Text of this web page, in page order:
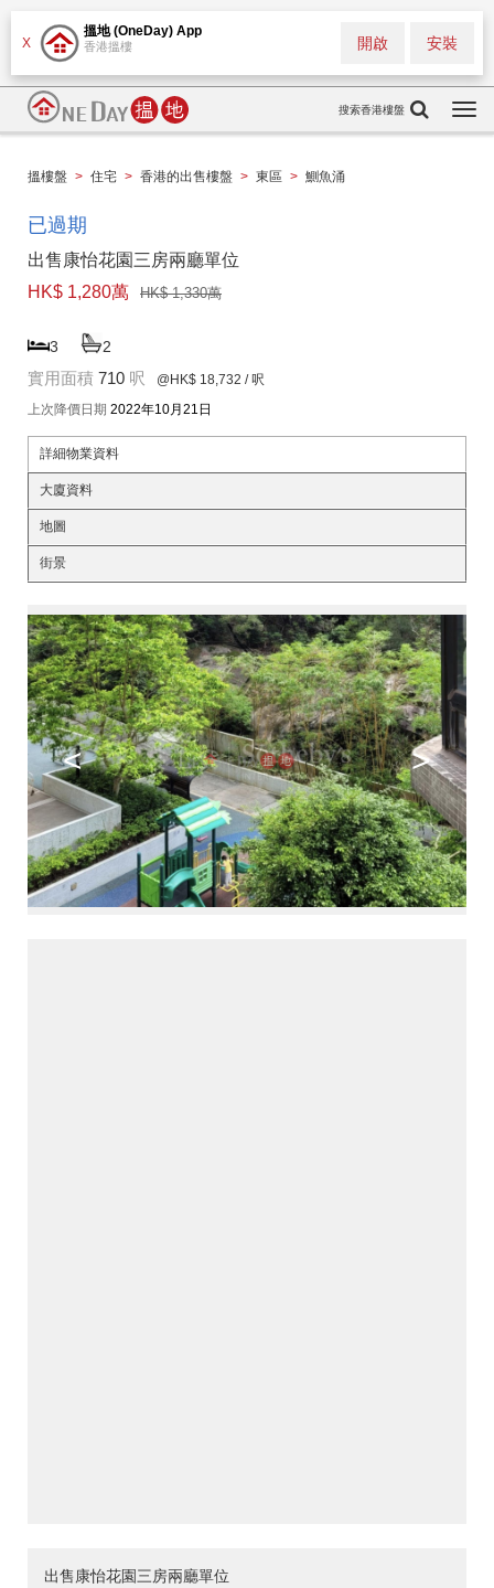
X
搵地 (OneDay) App
香港搵樓 安裝
開啟
搜索香港樓盤
搵樓盤 > 住宅 > 香港的出售樓盤 > 東區 > 鰂魚涌
已過期
出售康怡花園三房兩廳單位
HK$ 1,280萬
HK$ 1,330萬
3 2
實用面積 710 呎 @HK$ 18,732 / 呎
上次降價日期 2022年10月21日
詳細物業資料
大廈資料
地圖
街景
< >
出售康怡花園三房兩廳單位